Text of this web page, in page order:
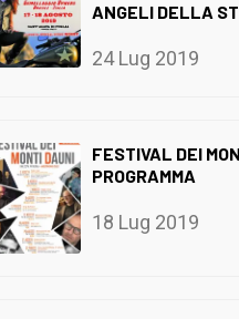
ANGELI DELLA
24 Lug 2019
FESTIVAL DEI
PROGRAMMA
18 Lug 2019